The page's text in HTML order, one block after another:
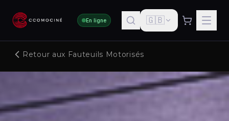
En ligne 🇬🇧
Retour aux Fauteuils Motorisés